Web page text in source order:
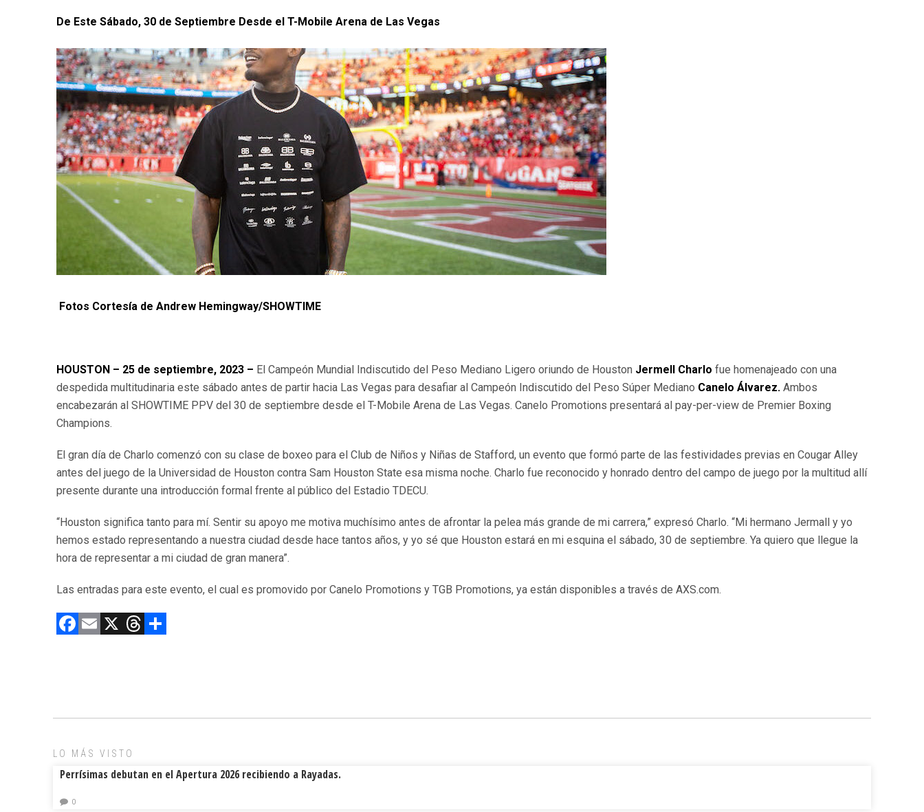
De Este Sábado, 30 de Septiembre Desde el T-Mobile Arena de Las Vegas
Fotos Cortesía de Andrew Hemingway/SHOWTIME
HOUSTON – 25 de septiembre, 2023 – El Campeón Mundial Indiscutido del Peso Mediano Ligero oriundo de Houston Jermell Charlo fue homenajeado con una
despedida multitudinaria este sábado antes de partir hacia Las Vegas para desafiar al Campeón Indiscutido del Peso Súper Mediano Canelo Álvarez. Ambos
encabezarán al SHOWTIME PPV del 30 de septiembre desde el T-Mobile Arena de Las Vegas. Canelo Promotions presentará al pay-per-view de Premier Boxing
Champions.
El gran día de Charlo comenzó con su clase de boxeo para el Club de Niños y Niñas de Stafford, un evento que formó parte de las festividades previas en Cougar Alley
antes del juego de la Universidad de Houston contra Sam Houston State esa misma noche. Charlo fue reconocido y honrado dentro del campo de juego por la multitud allí
presente durante una introducción formal frente al público del Estadio TDECU.
“Houston significa tanto para mí. Sentir su apoyo me motiva muchísimo antes de afrontar la pelea más grande de mi carrera,” expresó Charlo. “Mi hermano Jermall y yo
hemos estado representando a nuestra ciudad desde hace tantos años, y yo sé que Houston estará en mi esquina el sábado, 30 de septiembre. Ya quiero que llegue la
hora de representar a mi ciudad de gran manera”.
Las entradas para este evento, el cual es promovido por Canelo Promotions y TGB Promotions, ya están disponibles a través de AXS.com.
F
o
E X T
d ar
LO MÁS VISTO
Perrísimas debutan en el Apertura 2026 recibiendo a Rayadas.
0